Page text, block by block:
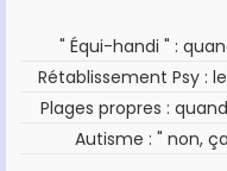
" Équi-handi " :
Rétablissement Psy :
Plages propres :
Autisme : " non,